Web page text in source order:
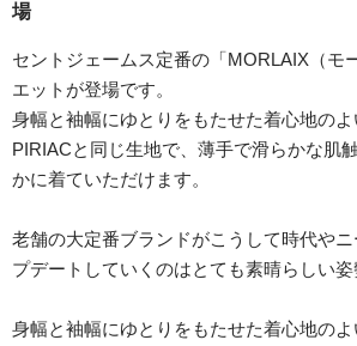
場
セントジェームス定番の「MORLAIX（モ
エットが登場です。
身幅と袖幅にゆとりをもたせた着心地の
PIRIACと同じ生地で、薄手で滑らかな肌
かに着ていただけます。
老舗の大定番ブランドがこうして時代や
プデートしていくのはとても素晴らしい姿
身幅と袖幅にゆとりをもたせた着心地のよ